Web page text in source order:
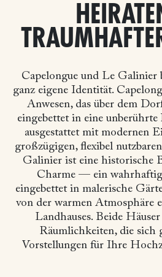
Capelongue und Le Galinier
ganz eigene Identität.
Anwesen, das über dem
eingebettet in eine
ausgestattet mit modernen
großzügigen, flexibel
Galinier ist eine historische
Charme — ein
eingebettet in malerische
von der warmen Atmosphäre
Landhauses. Beide
Räumlichkeiten, die sich
Vorstellungen für Ihre